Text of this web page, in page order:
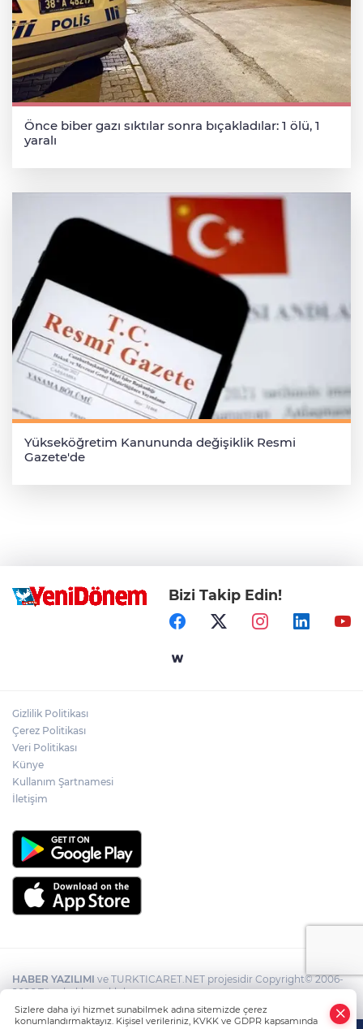
Önce biber gazı sıktılar sonra bıçakladılar: 1 ölü, 1
yaralı
Yükseköğretim Kanununda değişiklik Resmi
Gazete'de
Bizi Takip Edin!
Gizlilik Politikası
Çerez Politikası
Veri Politikası
Künye
Kullanım Şartnamesi
İletişim
HABER YAZILIMI ve TURKTICARET.NET projesidir Copyright© 2006-
2026 Tüm hakları saklıdır.
Sizlere daha iyi hizmet sunabilmek adına sitemizde çerez
konumlandırmaktayız. Kişisel verileriniz, KVKK ve GDPR kapsamında